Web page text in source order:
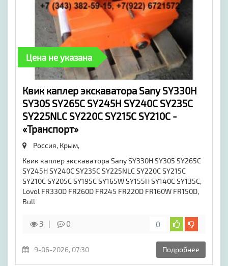
Цена не указана
​Квик каплер экскаватора Sany SY330H
SY305 SY265C SY245H SY240C SY235C
SY225NLC SY220C SY215C SY210C -
«Транспорт»
Россия, Крым,
Квик каплер экскаватора Sany SY330H SY305 SY265C
SY245H SY240C SY235C SY225NLC SY220C SY215C
SY210C SY205C SY195C SY165W SY155H SY140C SY135C,
Lovol FR330D FR260D FR245 FR220D FR160W FR150D,
Bull
3 0 0
9-06-2026, 07:30 Подробнее